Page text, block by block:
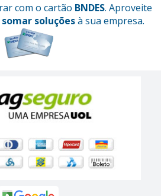
com o cartão BNDES. Aproveite
somar soluçõesà sua empresa.